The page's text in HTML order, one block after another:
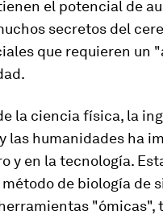
el potencial de
secretos del
que requieren un
la ciencia física, la
las humanidades ha
y en la tecnología.
de biología de
"ómicas",